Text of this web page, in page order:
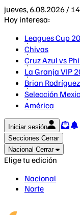
jueves, 6.08.2026 /
Hoy interesa:
Leagues Cup
Chivas
Cruz Azul vs
La Granja VIP
Brian Rodríguez
Selección
América
Iniciar sesión
Secciones Cerrar
Nacional Cerrar
Elige tu edición
Nacional
Norte